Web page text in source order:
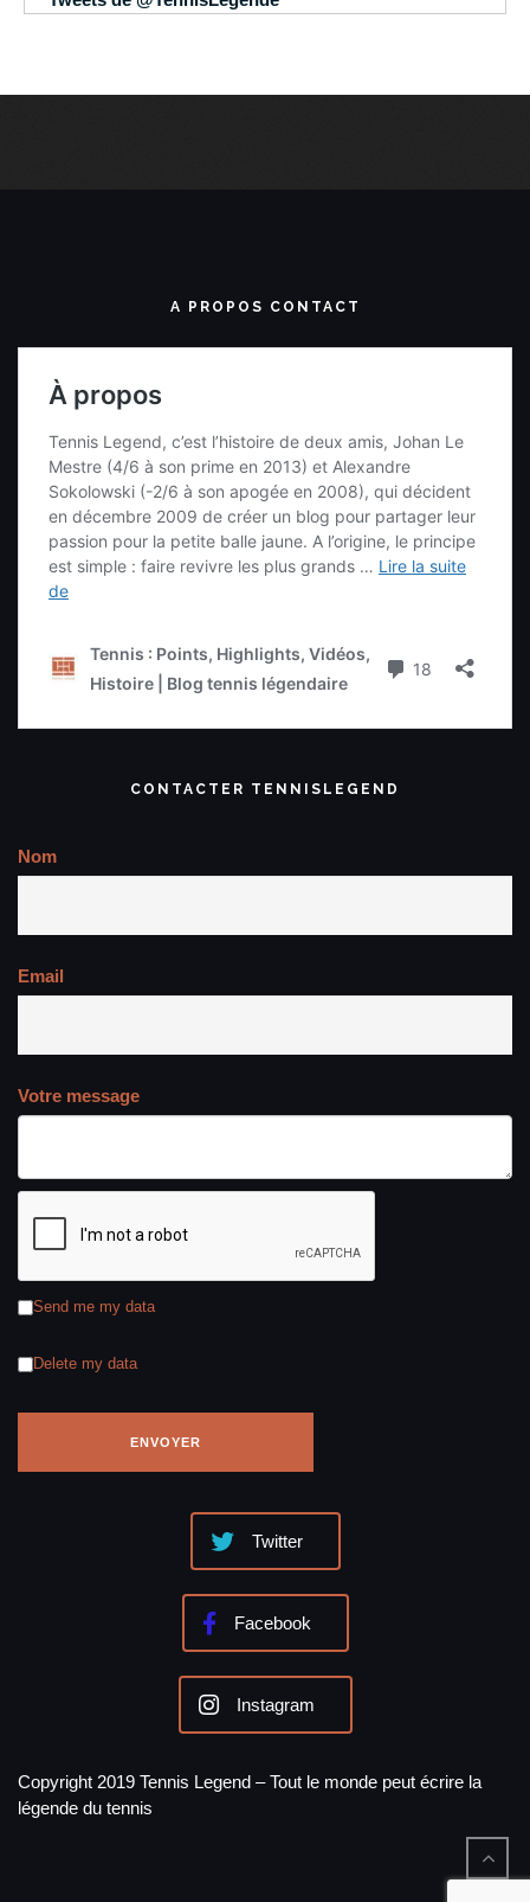
A PROPOS CONTACT
CONTACTER TENNISLEGEND
Nom
Email
Votre message
Send me my data
Delete my data
Twitter
Facebook
Instagram
Copyright 2019 Tennis Legend – Tout le monde peut écrire la
légende du tennis